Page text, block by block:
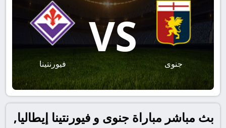
جنوى
VS
فيورنتينا
بث مباشر مباراة جنوى و فيورنتينا إيطاليا,